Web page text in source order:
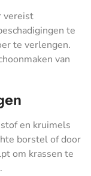
vereist
te
te verlengen.
van
en kruimels
borstel of door
om krassen te